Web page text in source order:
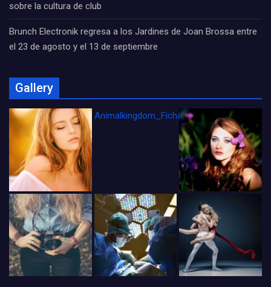
sobre la cultura de club
Brunch Electronik regresa a los Jardines de Joan Brossa entre
el 23 de agosto y el 13 de septiembre
Gallery
Animalkingdom_FichaCine